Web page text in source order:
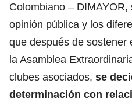
Colombiano –
opinión pública y los
que después de sostener
la Asamblea
clubes asociados, se
determinación con